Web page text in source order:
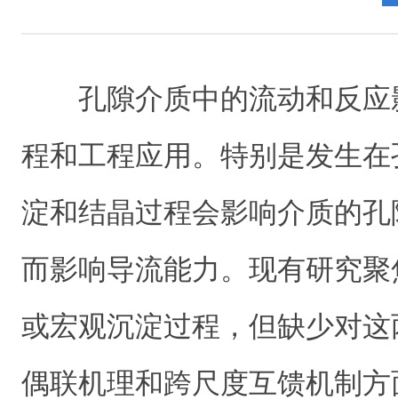
孔隙介质中的流动和反
程和工程应用。特别是发生
淀和结晶过程会影响介质的
而影响导流能力。现有研究
或宏观沉淀过程，但缺少对
偶联机理和跨尺度互馈机制